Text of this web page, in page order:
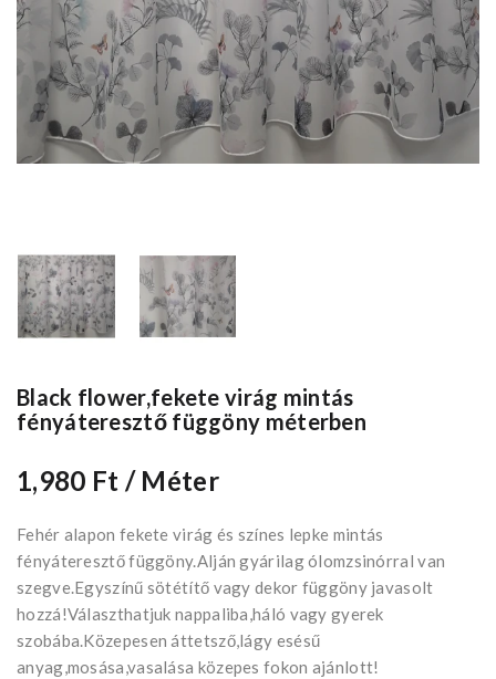
Black flower,fekete virág mintás
fényáteresztő függöny méterben
1,980 Ft / Méter
Fehér alapon fekete virág és színes lepke mintás
fényáteresztő függöny.Alján gyárilag ólomzsinórral van
szegve.Egyszínű sötétítő vagy dekor függöny javasolt
hozzá!Választhatjuk nappaliba,háló vagy gyerek
szobába.Közepesen áttetsző,lágy esésű
anyag,mosása,vasalása közepes fokon ajánlott!